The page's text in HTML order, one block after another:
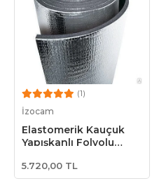
(1)
İzocam
Elastomerik Kauçuk
Yapışkanlı Folyolu
25mm (9m²)
5.720,00 TL